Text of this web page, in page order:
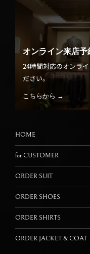
オンライン来店予
24時間対応のオンラ
ださい。
こちらから →
HOME
for CUSTOMER
ORDER SUIT
ORDER SHOES
ORDER SHIRTS
ORDER JACKET & COAT